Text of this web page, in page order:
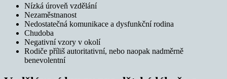
Nízká úroveň vzdělání
Nezaměstnanost
Nedostatečná komunikace a dysfunkční rodina
Chudoba
Negativní vzory v okolí
Rodiče příliš autoritativní, nebo naopak nadměrně
benevolentní